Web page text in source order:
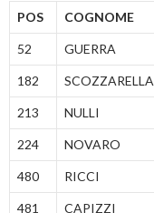
POS COGNOME
52 GUERRA
182 SCOZZARELLA
213 NULLI
224 NOVARO
480 RICCI
481 CAPIZZI